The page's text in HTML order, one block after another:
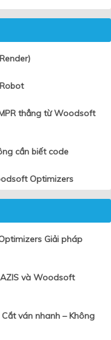
thẳng từ Woodsoft
cần biết code
Optimizers
Giải pháp
và Woodsoft
ván nhanh – Không